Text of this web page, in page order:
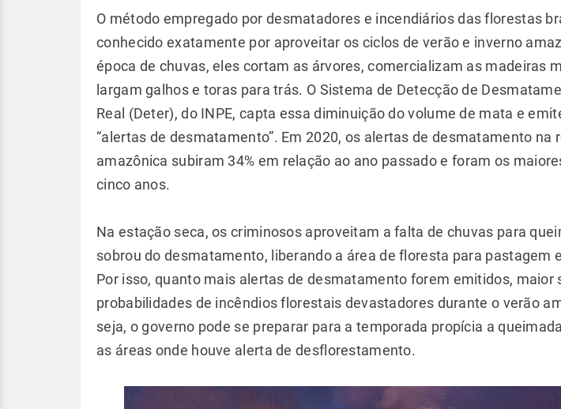
O método empregado por desmatadores e incendiários das florestas
conhecido exatamente por aproveitar os ciclos de verão e inverno
época de chuvas, eles cortam as árvores, comercializam as madeiras
largam galhos e toras para trás. O Sistema de Detecção de
Real (Deter), do INPE, capta essa diminuição do volume de mata e
“alertas de desmatamento”. Em 2020, os alertas de desmatamento na
amazônica subiram 34% em relação ao ano passado e foram os
cinco anos.
Na estação seca, os criminosos aproveitam a falta de chuvas para
sobrou do desmatamento, liberando a área de floresta para pastagem
Por isso, quanto mais alertas de desmatamento forem emitidos, maior
probabilidades de incêndios florestais devastadores durante o verão
seja, o governo pode se preparar para a temporada propícia a
as áreas onde houve alerta de desflorestamento.